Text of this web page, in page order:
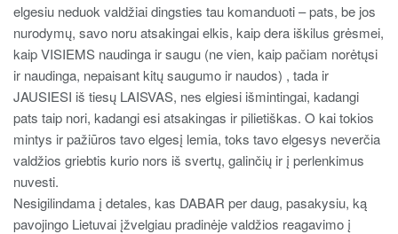
elgesiu neduok valdžiai dingsties tau komanduoti – pats, be jos
nurodymų, savo noru atsakingai elkis, kaip dera iškilus grėsmei,
kaip VISIEMS naudinga ir saugu (ne vien, kaip pačiam norėtųsi
ir naudinga, nepaisant kitų saugumo ir naudos) , tada ir
JAUSIESI iš tiesų LAISVAS, nes elgiesi išmintingai, kadangi
pats taip nori, kadangi esi atsakingas ir pilietiškas. O kai tokios
mintys ir pažiūros tavo elgesį lemia, toks tavo elgesys neverčia
valdžios griebtis kurio nors iš svertų, galinčių ir į perlenkimus
nuvesti.
Nesigilindama į detales, kas DABAR per daug, pasakysiu, ką
pavojingo Lietuvai įžvelgiau pradinėje valdžios reagavimo į